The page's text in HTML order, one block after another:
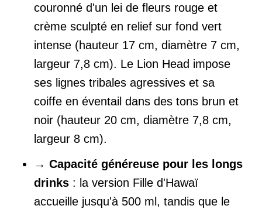
couronné d'un lei de fleurs rouge et
crème sculpté en relief sur fond vert
intense (hauteur 17 cm, diamètre 7 cm,
largeur 7,8 cm). Le Lion Head impose
ses lignes tribales agressives et sa
coiffe en éventail dans des tons brun et
noir (hauteur 20 cm, diamètre 7,8 cm,
largeur 8 cm).
→ Capacité généreuse pour les longs
drinks : la version Fille d'Hawaï
accueille jusqu'à 500 ml, tandis que le